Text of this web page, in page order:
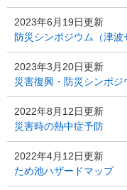
2023年6月19日更新
防災シンポジウム（津
2023年3月20日更新
災害復興・防災シンポ
2022年8月12日更新
災害時の熱中症予防
2022年4月12日更新
ため池ハザードマップ